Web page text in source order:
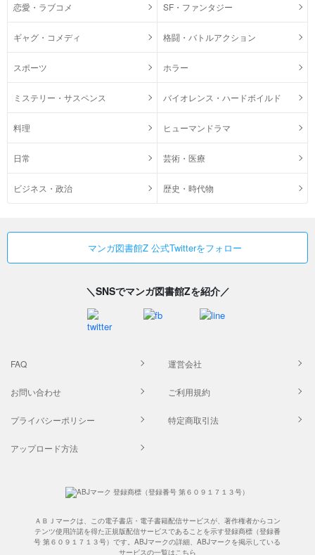
恋愛・ラブコメ SF・ファンタジー
ギャグ・コメディ 格闘・バトルアクション
スポーツ ホラー
ミステリー・サスペンス バイオレンス・ハードボイルド
料理 ヒューマンドラマ
日常 芸術・医療
ビジネス・政治 歴史・時代物
マンガ図書館Z 公式Twitterをフォロー
＼SNSでマンガ図書館Zを紹介／
FAQ 運営会社
お問い合わせ ご利用規約
プライバシーポリシー 特定商取引法
アップロード方法
ＡＢＪマークは、この電子書店・電子書籍配信サービスが、著作権者からコン
テンツ使用許諾を得た正規版配信サービスであることを示す登録商標（登録番
号 第６０９１７１３号）です。ABJマークの詳細、ABJマークを掲示している
サービスの一覧はこちら